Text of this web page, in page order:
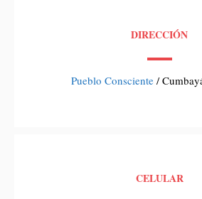
DIRECCIÓN
Pueblo Consciente /
CELULAR